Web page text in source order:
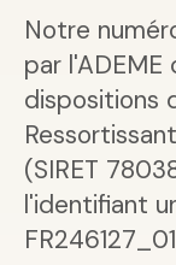
Notre
par
dispositions
(SIRET
l'identifiant